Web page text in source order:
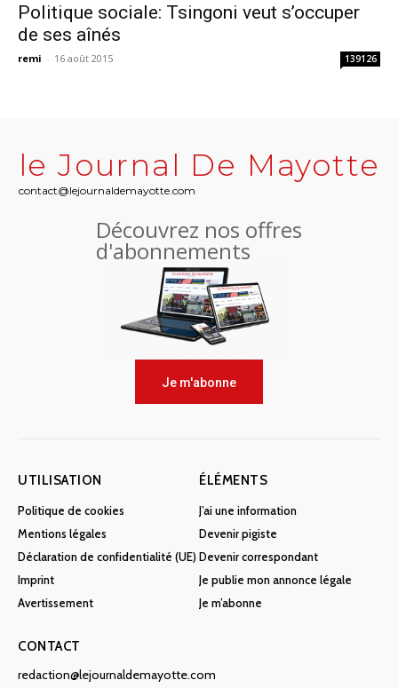
Politique sociale: Tsingoni veut s’occuper
de ses aînés
remi - 16 août 2015 139126
le Journal De Mayotte
contact@lejournaldemayotte.com
Découvrez nos offres
d'abonnements
Je m'abonne
UTILISATION
Politique de cookies
Mentions légales
Déclaration de confidentialité (UE)
Imprint
Avertissement
ÉLÉMENTS
J’ai une information
Devenir pigiste
Devenir correspondant
Je publie mon annonce légale
Je m’abonne
CONTACT
redaction@lejournaldemayotte.com